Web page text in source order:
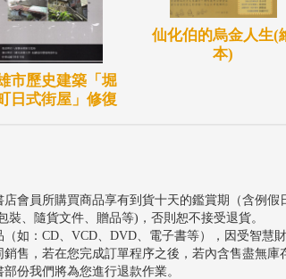
人故事，希望能透過他們的故事，讓
市歷史建築「堀
日式街屋」修復
仙化伯的烏金人生(
本)
會員所購買商品享有到貨十天的鑑賞期（含例
裝、隨貨文件、贈品等)，否則恕不接受退貨。
如：CD、VCD、DVD、電子書等），因受智
銷售，若在您完成訂單程序之後，若內含售盡無
份我們將為您進行退款作業。